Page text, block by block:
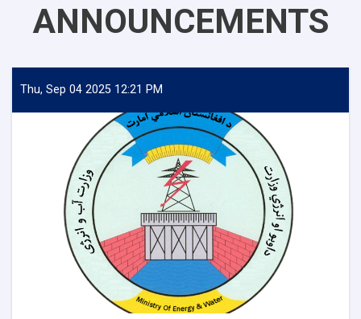
ANNOUNCEMENTS
Thu, Sep 04 2025 12:21 PM